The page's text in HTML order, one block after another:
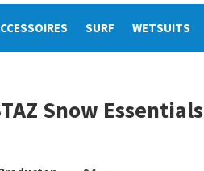
SURF WETSUITS
Snow Essentials